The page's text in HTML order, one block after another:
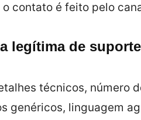
contato é feito pelo
legítima de
técnicos, número
genéricos, linguagem